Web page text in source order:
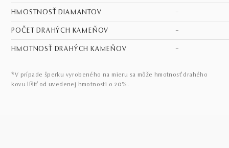
HMOSTNOSŤ DIAMANTOV –
POČET DRAHÝCH KAMEŇOV –
HMOTNOSŤ DRAHÝCH KAMEŇOV –
*V prípade šperku vyrobeného na mieru sa môže hmotnosť drahého
kovu líšiť od uvedenej hmotnosti o 20%.